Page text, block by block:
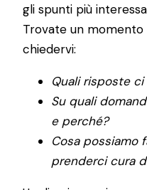
gli spunti più
Trovate un
chiedervi:
Quali risposte
Su quali
e perché?
Cosa possiamo
prenderci cura